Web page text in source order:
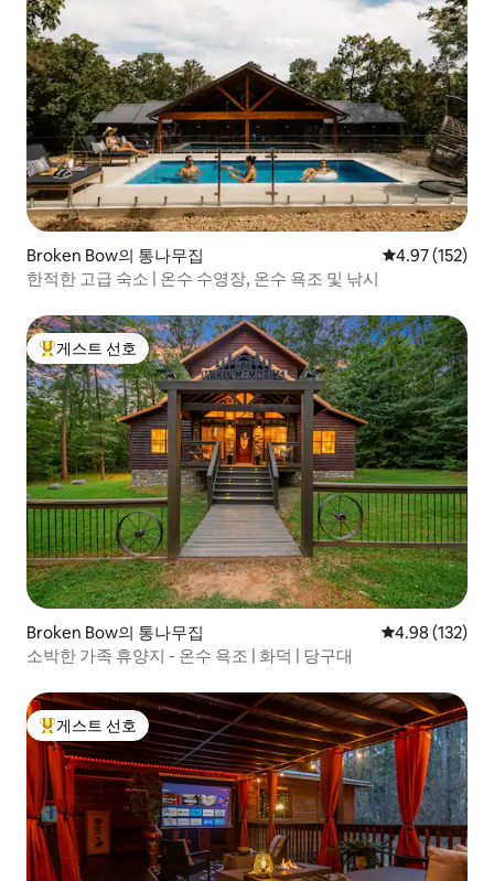
Broken Bow의 통나무집 평점 4.97점(5
4.97 (152)
한적한 고급 숙소 | 온수 수영장, 온수 욕조 및 낚시
상위 게스트 선호
게스트 선호
Broken Bow의 통나무집 평점 4.98점(5
4.98 (132)
소박한 가족 휴양지 - 온수 욕조 | 화덕 | 당구대
상위 게스트 선호
게스트 선호